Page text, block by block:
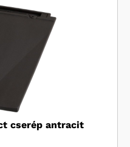
cserép antracit